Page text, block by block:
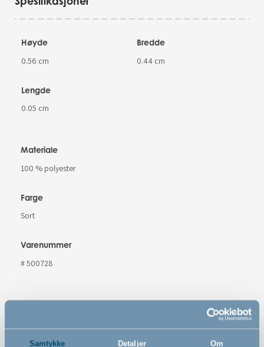
Samtykke Detaljer Om
Høyde
0.56 cm
Bredde
0.44 cm
Lengde
0.05 cm
Materiale
100 % polyester
Farge
Sort
Varenummer
# 500728